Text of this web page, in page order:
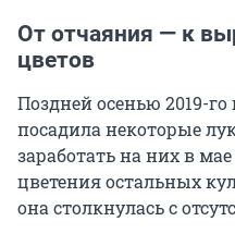
От отчаяния — к
цветов
Поздней осенью 2019-го
посадила некоторые
заработать на них в
цветения остальных
она столкнулась с